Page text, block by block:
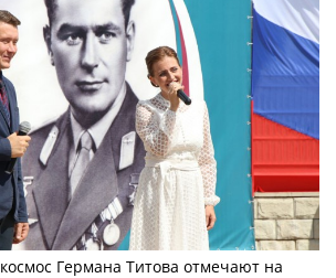
Германа Титова отмечают на